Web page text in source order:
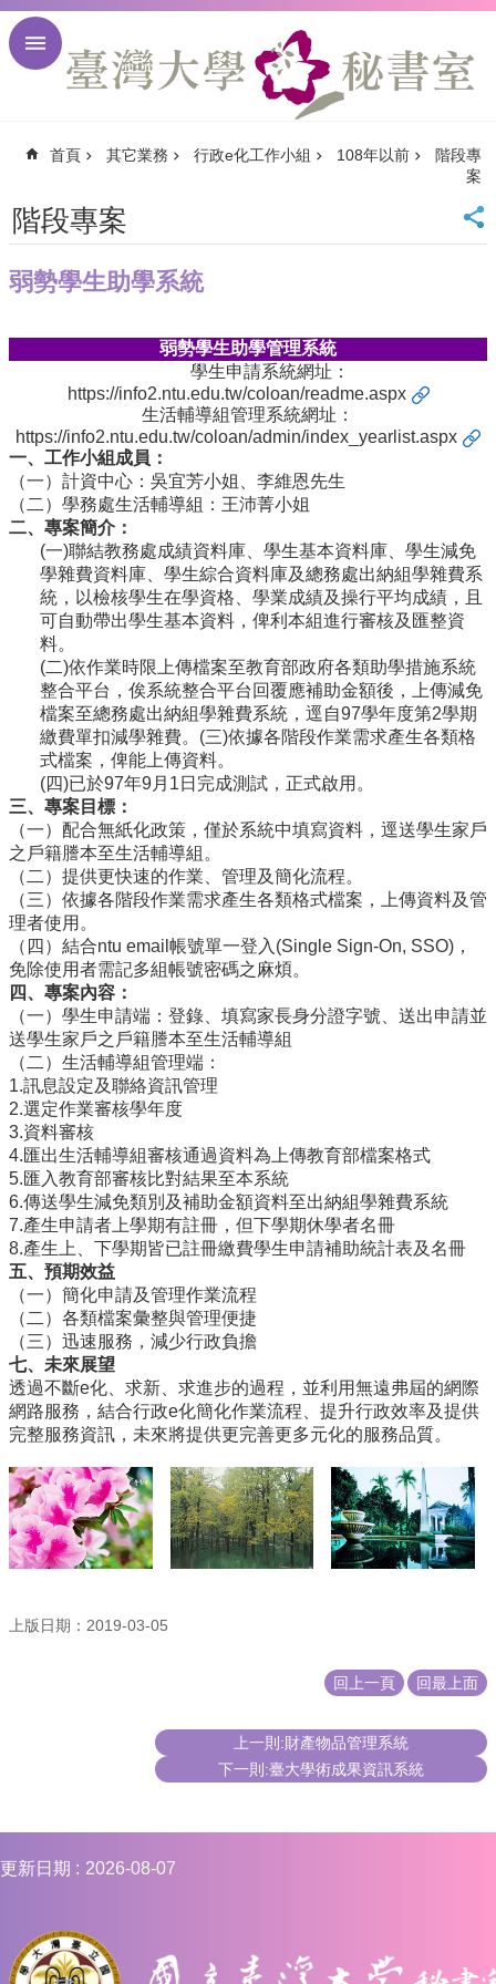
跳到主要內容區塊
回
頁
臺
首
臺
大
English
網
站
導
覽
常
見
問
答
關
於
秘
書
室
服
務
團
隊
法
規
彙
編
行
政
會
議
校
務
會
議
校
務
發
展
規
劃
委
員
會
綜
合
會
議
紀
搜
動
首頁 其它業務 行政e化工作小組 108年以前
階段專
案
階段專案
弱勢學生助學系統
弱勢學生助學管理系統
學生申請系統網址：
https://info2.ntu.edu.tw/coloan/readme.aspx
生活輔導組管理系統網址：
https://info2.ntu.edu.tw/coloan/admin/index_yearlist.aspx
一、工作小組成員：
（一）計資中心：吳宜芳小姐、李維恩先生
（二）學務處生活輔導組：王沛菁小姐
二、專案簡介：
(一)聯結教務處成績資料庫、學生基本資料庫、學生減免
學雜費資料庫、學生綜合資料庫及總務處出納組學雜費系
統，以檢核學生在學資格、學業成績及操行平均成績，且
可自動帶出學生基本資料，俾利本組進行審核及匯整資
料。
(二)依作業時限上傳檔案至教育部政府各類助學措施系統
整合平台，俟系統整合平台回覆應補助金額後，上傳減免
檔案至總務處出納組學雜費系統，逕自97學年度第2學期
繳費單扣減學雜費。(三)依據各階段作業需求產生各類格
式檔案，俾能上傳資料。
(四)已於97年9月1日完成測試，正式啟用。
三、專案目標：
（一）配合無紙化政策，僅於系統中填寫資料，逕送學生家戶
之戶籍謄本至生活輔導組。
（二）提供更快速的作業、管理及簡化流程。
（三）依據各階段作業需求產生各類格式檔案，上傳資料及管
理者使用。
（四）結合ntu email帳號單一登入(Single Sign-On, SSO)，
免除使用者需記多組帳號密碼之麻煩。
四、專案內容：
（一）學生申請端：登錄、填寫家長身分證字號、送出申請並
送學生家戶之戶籍謄本至生活輔導組
（二）生活輔導組管理端：
1.訊息設定及聯絡資訊管理
2.選定作業審核學年度
3.資料審核
4.匯出生活輔導組審核通過資料為上傳教育部檔案格式
5.匯入教育部審核比對結果至本系統
6.傳送學生減免類別及補助金額資料至出納組學雜費系統
7.產生申請者上學期有註冊，但下學期休學者名冊
8.產生上、下學期皆已註冊繳費學生申請補助統計表及名冊
五、預期效益
（一）簡化申請及管理作業流程
（二）各類檔案彙整與管理便捷
（三）迅速服務，減少行政負擔
七、未來展望
透過不斷e化、求新、求進步的過程，並利用無遠弗屆的網際
網路服務，結合行政e化簡化作業流程、提升行政效率及提供
完整服務資訊，未來將提供更完善更多元化的服務品質。
上版日期：2019-03-05
回上一頁 回最上面
上一則:財產物品管理系統
下一則:臺大學術成果資訊系統
更新日期 2026-08-07